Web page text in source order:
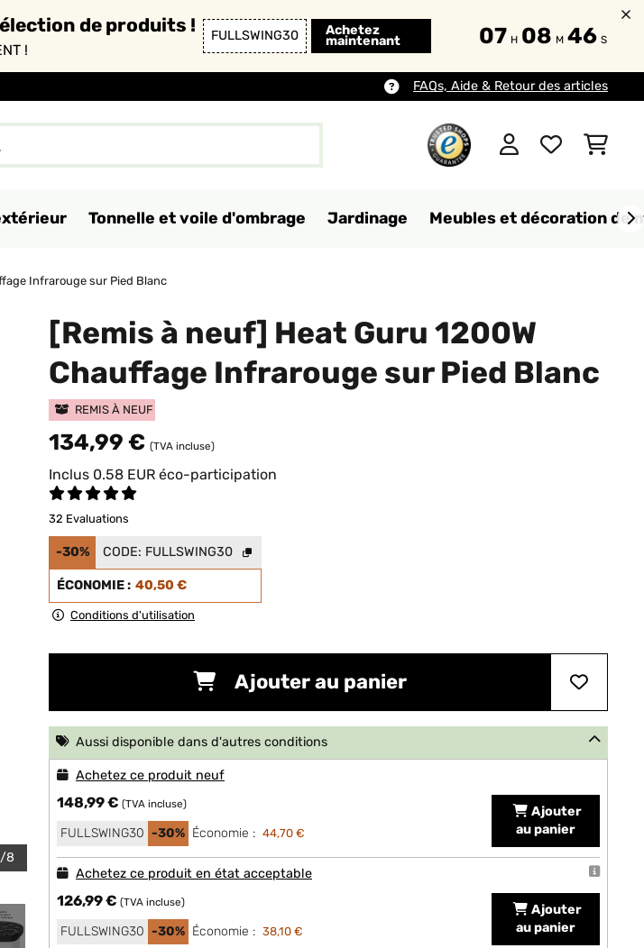
de produits !
!
FULLSWING30 Achetez
maintenant 07 H 08 M 44 S
FAQs, Aide & Retour des articles
Tonnelle et voile d'ombrage Jardinage Meubles et décoration de
Infrarouge sur Pied Blanc
8
[Remis à neuf] Heat Guru 1200W
Chauffage Infrarouge sur Pied Blanc
REMIS À NEUF
134,99 € (TVA incluse)
Inclus 0.58 EUR éco-participation
32 Evaluations
-30% CODE: FULLSWING30
ÉCONOMIE : 40,50 €
Conditions d'utilisation
Ajouter au panier
Aussi disponible dans d'autres conditions
Achetez ce produit neuf
148,99 € (TVA incluse)
FULLSWING30 -30% Économie : 44,70 €
Ajouter
au panier
Achetez ce produit en état acceptable
126,99 € (TVA incluse)
FULLSWING30 -30% Économie : 38,10 €
Ajouter
au panier